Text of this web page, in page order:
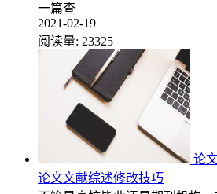
一篇查
2021-02-19
阅读量: 23325
论
论文文献综述修改技巧